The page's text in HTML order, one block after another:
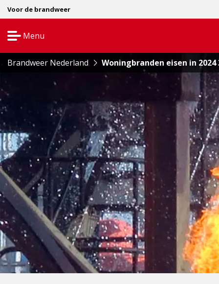
Voor de brandweer
Menu
navigatie
Brandweer Nederland Woningbranden eisen in